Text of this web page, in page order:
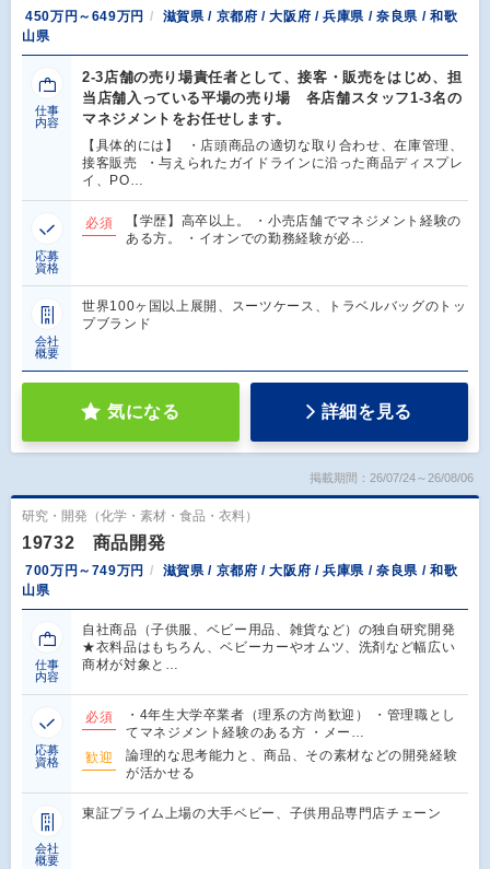
450万円～649万円
滋賀県 / 京都府 / 大阪府 / 兵庫県 / 奈良県 / 和歌
山県
仕事
内容
2-3店舗の売り場責任者として、接客・販売をはじめ、担
当店舗入っている平場の売り場 各店舗スタッフ1-3名の
マネジメントをお任せします。
【具体的には】 ・店頭商品の適切な取り合わせ、在庫管理、
接客販売 ・与えられたガイドラインに沿った商品ディスプレ
イ、PO…
応募
資格
必須
【学歴】高卒以上。 ・小売店舗でマネジメント経験の
ある方。 ・イオンでの勤務経験が必…
会社
概要
世界100ヶ国以上展開、スーツケース、トラベルバッグのトッ
プブランド
気になる 詳細を見る
掲載期間：26/07/24～26/08/06
研究・開発（化学・素材・食品・衣料）
19732 商品開発
700万円～749万円
滋賀県 / 京都府 / 大阪府 / 兵庫県 / 奈良県 / 和歌
山県
仕事
内容
自社商品（子供服、ベビー用品、雑貨など）の独自研究開発
★衣料品はもちろん、ベビーカーやオムツ、洗剤など幅広い
商材が対象と…
応募
資格
必須
・4年生大学卒業者（理系の方尚歓迎） ・管理職とし
てマネジメント経験のある方 ・メー…
歓迎
論理的な思考能力と、商品、その素材などの開発経験
が活かせる
会社
概要
東証プライム上場の大手ベビー、子供用品専門店チェーン